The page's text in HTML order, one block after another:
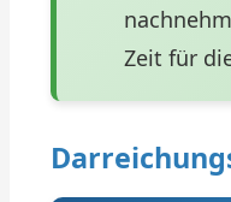
Zeit für